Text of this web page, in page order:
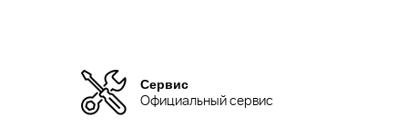
Сервис
Официальный сервис